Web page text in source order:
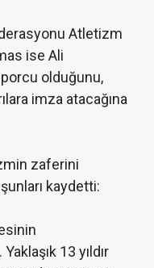
Atletizm
ise Ali
olduğunu,
imza atacağına
zaferini
kaydetti:
13 yıldır